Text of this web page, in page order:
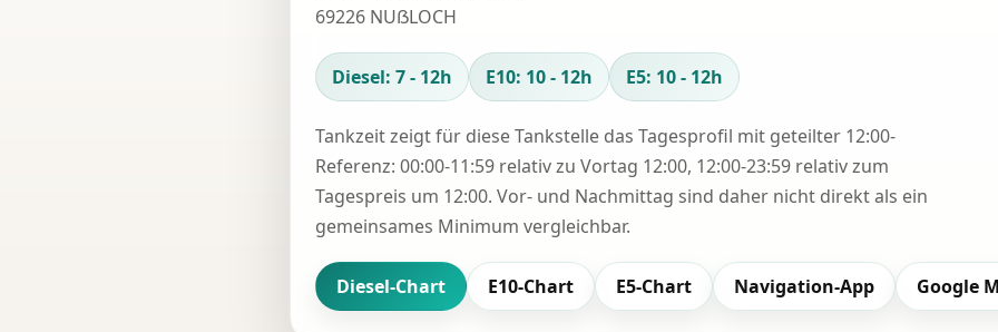
69226 NUẞLOCH
Diesel: 7 - 12h E10: 10 - 12h E5: 10 - 12h
Tankzeit zeigt für diese Tankstelle das Tagesprofil mit geteilter 12:00-
Referenz: 00:00-11:59 relativ zu Vortag 12:00, 12:00-23:59 relativ zum
Tagespreis um 12:00. Vor- und Nachmittag sind daher nicht direkt als ein
gemeinsames Minimum vergleichbar.
Diesel-Chart E10-Chart E5-Chart Navigation-App Google